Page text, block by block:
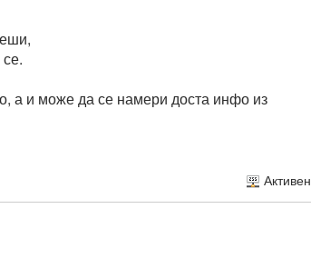
а и може да се намери доста инфо из
Активен